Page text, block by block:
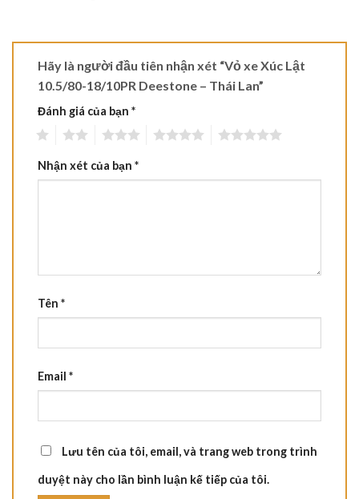
Hãy là người đầu tiên nhận xét “Vỏ xe Xúc Lật
10.5/80-18/10PR Deestone – Thái Lan”
Đánh giá của bạn *
Nhận xét của bạn *
Tên *
Email *
Lưu tên của tôi, email, và trang web trong trình
duyệt này cho lần bình luận kế tiếp của tôi.